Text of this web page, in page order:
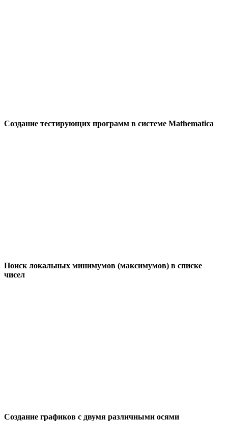
Создание тестирующих программ в системе Mathematica
Поиск локальных минимумов (максимумов) в списке
чисел
Создание графиков с двумя различными осями